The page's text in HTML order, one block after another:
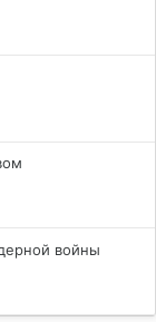
войны